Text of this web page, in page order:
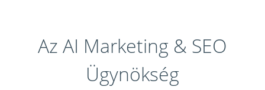
Az AI Marketing & SEO
Ügynökség